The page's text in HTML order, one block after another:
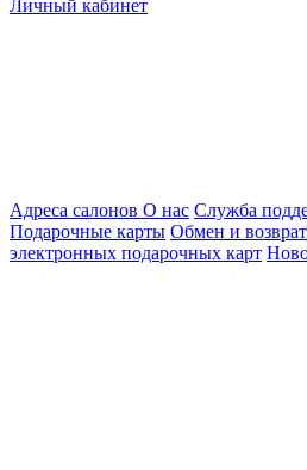
Личный кабинет
Адреса салонов О нас Служба
Подарочные карты Обмен и возврат
электронных подарочных карт